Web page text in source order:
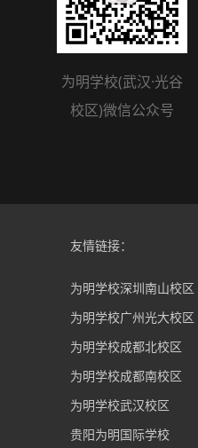
为明学校(武汉·光谷
校区)微信公众号
友情链接：
为明学校深圳南山校区
为明学校广州光大校区
为明学校成都北校区
为明学校成都南校区
为明学校武汉校区
贵阳为明国际学校